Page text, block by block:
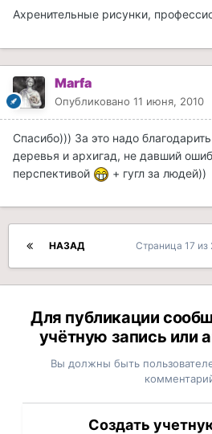
Ахренительные рисунки,
Marfa
Опубликовано 11 июня, 2010
Спасибо))) За это надо
деревья и архигад, не давший
перспективой
+ гугл за людей))
НАЗАД Страница 17 из
Для публикации
учётную запись или
Вы должны быть
Создать